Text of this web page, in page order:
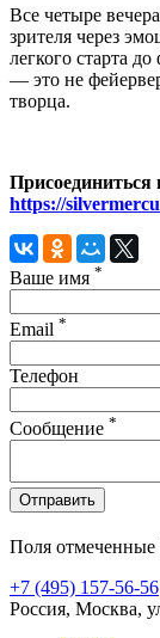
Все четыре
зрителя через
легкого старта
— это не
творца.
Присоединиться
https://
Ваше имя *
Email *
Телефон
Сообщение *
Отправить
Поля отмеченные
+7 (495) 157-56-56
Россия, Москва,